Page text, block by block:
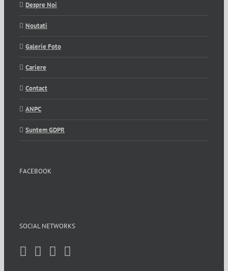
Despre Noi
Noutati
Galerie Foto
Cariere
Contact
ANPC
Suntem GDPR
FACEBOOK
SOCIAL NETWORKS